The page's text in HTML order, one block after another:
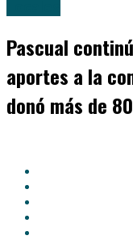
Pascual
aportes a la
donó más de